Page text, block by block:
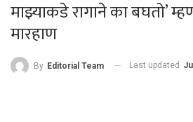
माझ्याकडे रागाने का बघतो’
मारहाण
By Editorial Team Last updated